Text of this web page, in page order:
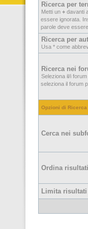
Ricerca per
Metti un + davanti
essere ignorata.
parole deve
Ricerca per
Usa * come
Ricerca nei
Seleziona il/i
seleziona il forum
Opzioni di Ricerca
Cerca nei
Ordina
Limita risultati